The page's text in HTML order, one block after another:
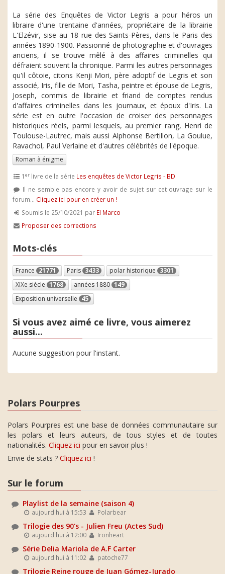
La série des Enquêtes de Victor Legris a pour héros un
libraire d'une trentaine d'années, propriétaire de la librairie
L'Elzévir, sise au 18 rue des Saints-Pères, dans le Paris des
années 1890-1900. Passionné de photographie et d'ouvrages
anciens, il se trouve mêlé à des affaires criminelles qui
défraient souvent la chronique. Parmi les autres personnages
qu'il côtoie, citons Kenji Mori, père adoptif de Legris et son
associé, Iris, fille de Mori, Tasha, peintre et épouse de Legris,
Joseph, commis de librairie et friand de comptes rendus
d'affaires criminelles dans les journaux, et époux d'Iris. La
série est en outre l'occasion de croiser des personnages
historiques réels, parmi lesquels, au premier rang, Henri de
Toulouse-Lautrec, mais aussi Alphonse Bertillon, La Goulue,
Ravachol, Paul Verlaine et d'autres célébrités de l'époque.
Roman à énigme
1er livre de la série Les enquêtes de Victor Legris - BD
Il ne semble pas encore y avoir de sujet sur cet ouvrage sur le
forum... Cliquez ici pour en créer un !
Soumis le 25/10/2021 par El Marco
Proposer des corrections
Mots-clés
France 21771 Paris 3433 polar historique 3301
XIXe siècle 1768 années 1880 149
Exposition universelle 45
Si vous avez aimé ce livre, vous aimerez
aussi...
Aucune suggestion pour l'instant.
Polars Pourpres
Polars Pourpres est une base de données communautaire sur
les polars et leurs auteurs, de tous styles et de toutes
nationalités. Cliquez ici pour en savoir plus !
Envie de stats ? Cliquez ici !
Sur le forum
Playlist de la semaine (saison 4)
aujourd'hui à 15:53 Polarbear
Trilogie des 90's - Julien Freu (Actes Sud)
aujourd'hui à 12:00 Ironheart
Série Delia Mariola de A.F Carter
aujourd'hui à 11:02 patoche77
Trilogie Reine rouge de Juan Gómez-Jurado